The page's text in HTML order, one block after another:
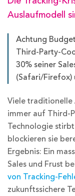
Auslaufmodell
Achtung
Third-Party-
30% seiner
(Safari/Firefox)
Viele
immer auf Third-
Technologie
blockieren sie
Ergebnis: Ein
Sales und Frust
von Tracking-
zukunftssichere